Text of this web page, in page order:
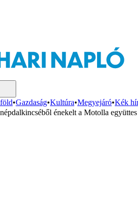
•Gazdaság•Kultúra•Megyejáró•Kék
énekelt a Motolla együttes